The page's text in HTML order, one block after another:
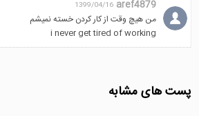
aref4879
1399/04/16
من هیچ وقت از کار کردن خسته نمیشم
i never get tired of working
پست های مشابه